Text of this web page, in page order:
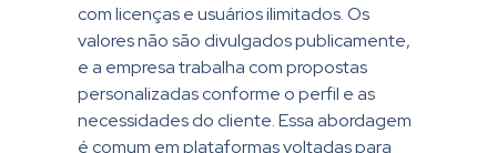
com licenças e usuários ilimitados. Os
valores não são divulgados publicamente,
e a empresa trabalha com propostas
personalizadas conforme o perfil e as
necessidades do cliente. Essa abordagem
é comum em plataformas voltadas para